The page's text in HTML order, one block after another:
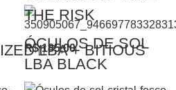
THE RISK
R$185,00
LBA + BITIOUS
ÓCULOS DE SOL
LBA BLACK